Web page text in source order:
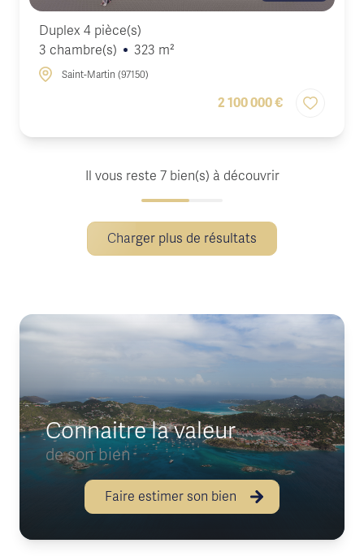
Duplex 4 pièce(s)
3 chambre(s)
323 m²
Saint-Martin (97150)
2 100 000 €
Il vous reste 7bien(s) à découvrir
Charger plus de résultats
Connaitre la valeur
de son bien
Faire estimer son bien